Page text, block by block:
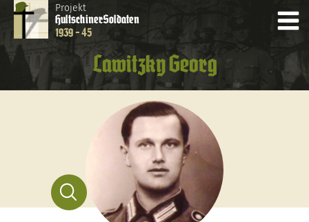
Projekt
HultschinerSoldaten
1939 - 45
Lawitzky Georg